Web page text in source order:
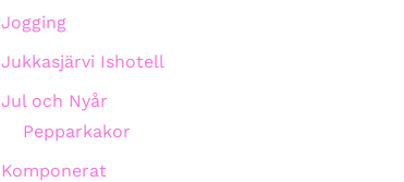
Jogging
Jukkasjärvi Ishotell
Jul och Nyår
Pepparkakor
Komponerat